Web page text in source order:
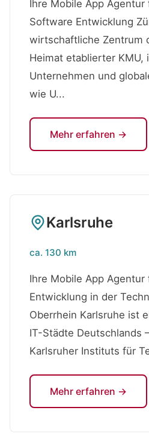
Ihre Mobile App
Software Entwicklung
wirtschaftliche Zentrum
Heimat etablierter KMU,
Unternehmen und
wie U...
Mehr erfahren →
Karlsruhe
ca. 130 km
Ihre Mobile App
Entwicklung in der
Oberrhein Karlsruhe ist
IT-Städte Deutschlands
Karlsruher Instituts für
Mehr erfahren →